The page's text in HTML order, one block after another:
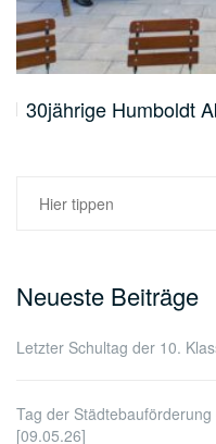
30jährige Humboldt
Suchen
Neueste Beiträge
Letzter Schultag der 10.
Tag der
[09.05.26]